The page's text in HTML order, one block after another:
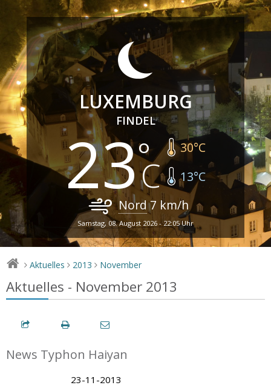
LUXEMBURG
FINDEL
23 30°C
13°C
Nord7 km/h
Samstag, 08. August 2026 - 22:05 Uhr
> Aktuelles > 2013 > November
Aktuelles - November 2013
News Typhon Haiyan
23-11-2013